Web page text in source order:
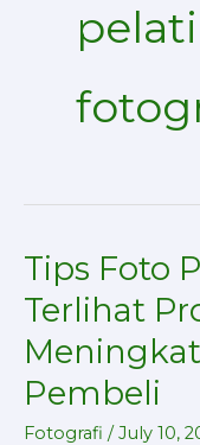
Tips Foto
Terlihat
Pembeli
Fotografi /July 10,
Tips
Foto
Produk
agar
Terlihat
Profesional